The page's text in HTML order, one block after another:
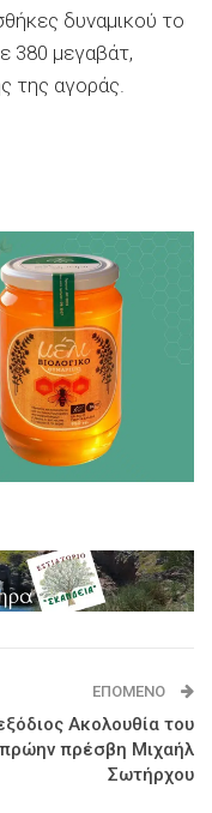
δυναμικού το
380 μεγαβάτ,
της αγοράς.
ΕΠΌΜΕΝΟ
Ακολουθία του
πρώην πρέσβη Μιχαήλ
Σωτήρχου